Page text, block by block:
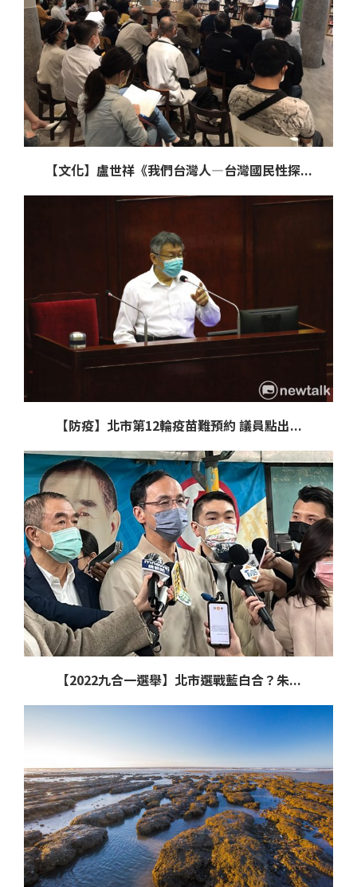
【文化】盧世祥《我們台灣人—台灣國民性探...
【防疫】北市第12輪疫苗難預約 議員點出...
【2022九合一選舉】北市選戰藍白合？朱...